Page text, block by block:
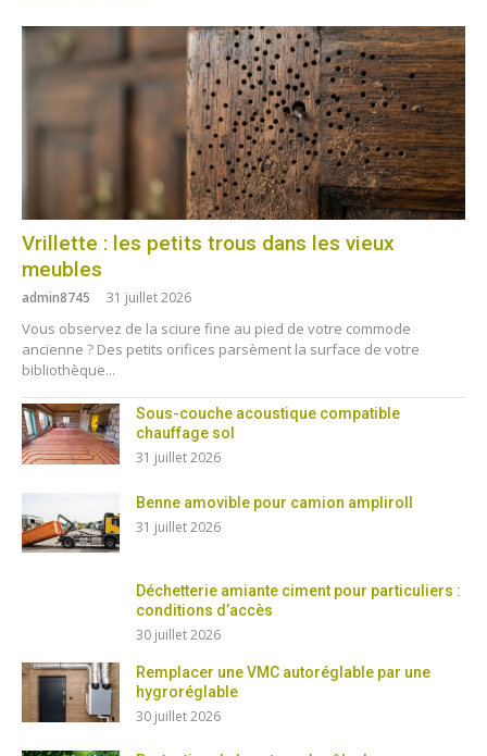
Vrillette : les petits trous dans les vieux
meubles
admin8745 31 juillet 2026
Vous observez de la sciure fine au pied de votre commode
ancienne ? Des petits orifices parsèment la surface de votre
bibliothèque...
Sous-couche acoustique compatible
chauffage sol
31 juillet 2026
Benne amovible pour camion ampliroll
31 juillet 2026
Déchetterie amiante ciment pour particuliers :
conditions d’accès
30 juillet 2026
Remplacer une VMC autoréglable par une
hygroréglable
30 juillet 2026